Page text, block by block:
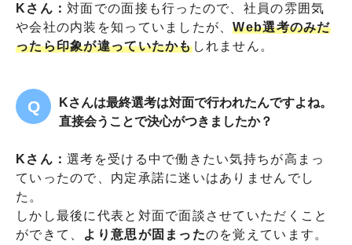
Kさん： 対面での面接も行ったので、社員の雰囲気
や会社の内装を知っていましたが、Web選考のみだ
ったら印象が違っていたかもしれません。
Kさんは最終選考は対面で行われたんですよね。
直接会うことで決心がつきましたか？
Kさん：選考を受ける中で働きたい気持ちが高まっ
ていったので、内定承諾に迷いはありませんでし
た。
しかし最後に代表と対面で面談させていただくこと
ができて、 より意思が固まったのを覚えています。